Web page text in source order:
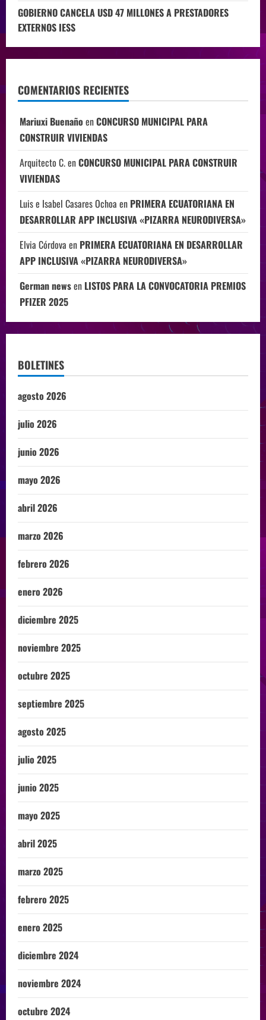
GOBIERNO CANCELA USD 47 MILLONES A PRESTADORES
EXTERNOS IESS
COMENTARIOS RECIENTES
Mariuxi Buenaño enCONCURSO MUNICIPAL PARA
CONSTRUIR VIVIENDAS
Arquitecto C.enCONCURSO MUNICIPAL PARA CONSTRUIR
VIVIENDAS
Luis e Isabel Casares Ochoa en PRIMERA ECUATORIANA EN
DESARROLLAR APP INCLUSIVA «PIZARRA NEURODIVERSA»
Elvia Córdova en PRIMERA ECUATORIANA EN DESARROLLAR
APP INCLUSIVA «PIZARRA NEURODIVERSA»
German newsen LISTOS PARA LA CONVOCATORIA PREMIOS
PFIZER 2025
BOLETINES
agosto 2026
julio 2026
junio 2026
mayo 2026
abril 2026
marzo 2026
febrero 2026
enero 2026
diciembre 2025
noviembre 2025
octubre 2025
septiembre 2025
agosto 2025
julio 2025
junio 2025
mayo 2025
abril 2025
marzo 2025
febrero 2025
enero 2025
diciembre 2024
noviembre 2024
octubre 2024